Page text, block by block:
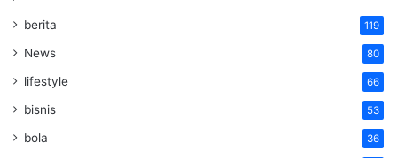
berita 119
News 80
lifestyle 66
bisnis 53
bola 36